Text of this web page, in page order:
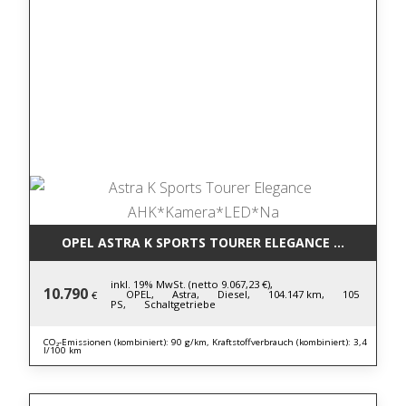
OPEL ASTRA K SPORTS TOURER ELEGANCE
10.790 €
inkl. 19% MwSt. (netto 9.067,23 €),
OPEL, Astra, Diesel, 104.147 km, 105
PS, Schaltgetriebe
CO₂-Emissionen (kombiniert): 90 g/km, Kraftstoffverbrauch (kombiniert): 3,4
l/100 km